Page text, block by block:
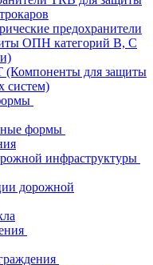
предохранители
ОПН категорий B, C
(Компоненты для защиты
систем)
формы
инфраструктуры
дорожной